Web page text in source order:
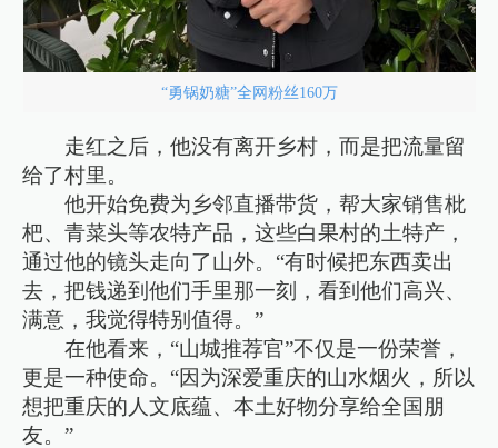
“勇锅奶糖”全网粉丝160万
走红之后，他没有离开乡村，而是把流量留
给了村里。
他开始免费为乡邻直播带货，帮大家销售枇
杷、青菜头等农特产品，这些白果村的土特产，
通过他的镜头走向了山外。“有时候把东西卖出
去，把钱递到他们手里那一刻，看到他们高兴、
满意，我觉得特别值得。”
在他看来，“山城推荐官”不仅是一份荣誉，
更是一种使命。“因为深爱重庆的山水烟火，所以
想把重庆的人文底蕴、本土好物分享给全国朋
友。”